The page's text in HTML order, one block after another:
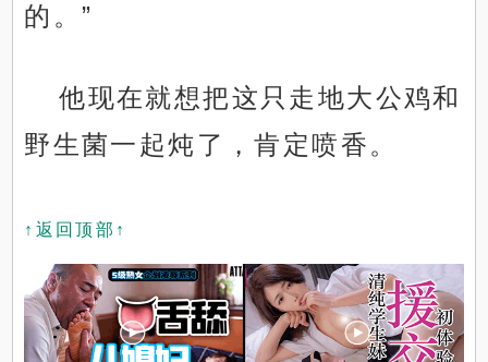
的。”
他现在就想把这只走地大公鸡和
野生菌一起炖了，肯定喷香。
↑返回顶部↑